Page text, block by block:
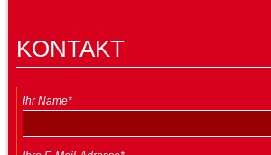
KONTAKT
Ihr Name*